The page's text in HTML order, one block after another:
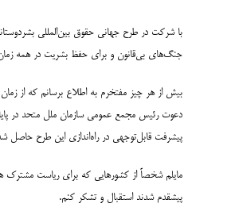
با شرکت در طرح جهانی حقوق بین‌المللی
جنگ‌های بی‌قانون و برای حفظ بشریت در همه
بیش از هر چیز مفتخرم به اطلاع برسانم که از
دعوت رئیس مجمع عمومی سازمان ملل متحد در پایان
پیشرفت قابل‌توجهی در راه‌­اندازی این طرح حاصل
مایلم شخصاً از کشورهایی که برای ریاست مشترک
پیشقدم شدند استقبال و تشکر کنم.